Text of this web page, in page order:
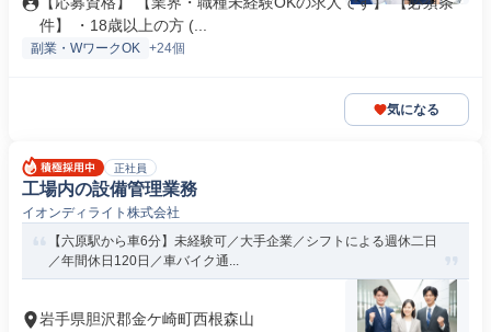
件】 ・18歳以上の方 (...
副業・WワークOK +24個
気になる
正社員
工場内の設備管理業務
イオンディライト株式会社
【六原駅から車6分】未経験可／大手企業／シフトによる週休二日
／年間休日120日／車バイク通...
岩手県胆沢郡金ケ崎町西根森山